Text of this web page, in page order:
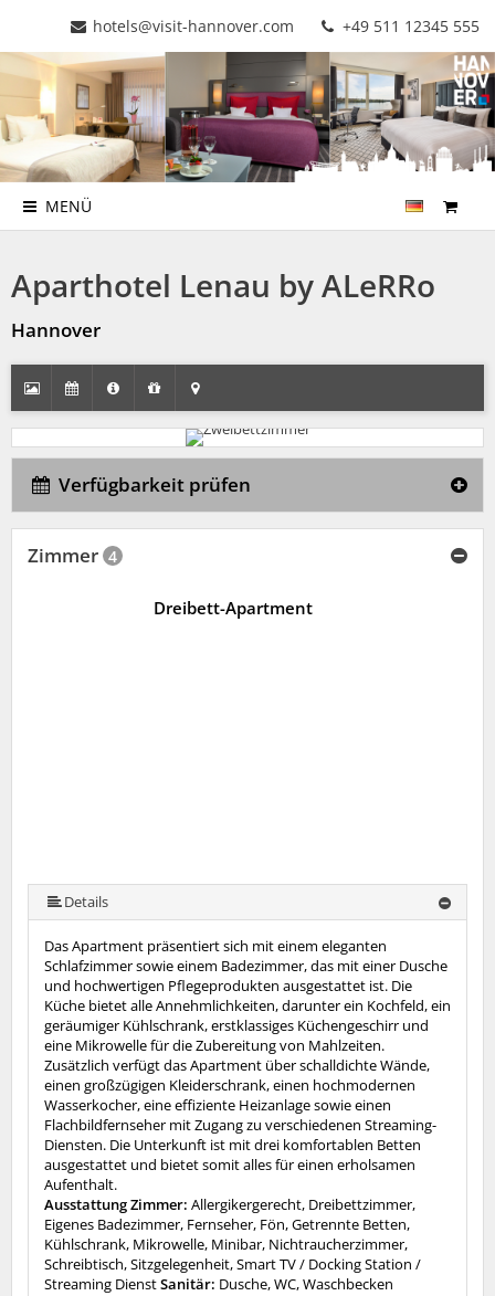
hotels@visit-hannover.com +49 511 12345 555
MENÜ
Aparthotel Lenau by ALeRRo
Hannover
Verfügbarkeit prüfen
Zimmer 4
Dreibett-Apartment
Details
Das Apartment präsentiert sich mit einem eleganten
Schlafzimmer sowie einem Badezimmer, das mit einer Dusche
und hochwertigen Pflegeprodukten ausgestattet ist. Die
Küche bietet alle Annehmlichkeiten, darunter ein Kochfeld, ein
geräumiger Kühlschrank, erstklassiges Küchengeschirr und
eine Mikrowelle für die Zubereitung von Mahlzeiten.
Zusätzlich verfügt das Apartment über schalldichte Wände,
einen großzügigen Kleiderschrank, einen hochmodernen
Wasserkocher, eine effiziente Heizanlage sowie einen
Flachbildfernseher mit Zugang zu verschiedenen Streaming-
Diensten. Die Unterkunft ist mit drei komfortablen Betten
ausgestattet und bietet somit alles für einen erholsamen
Aufenthalt.
Ausstattung Zimmer: Allergikergerecht, Dreibettzimmer,
Eigenes Badezimmer, Fernseher, Fön, Getrennte Betten,
Kühlschrank, Mikrowelle, Minibar, Nichtraucherzimmer,
Schreibtisch, Sitzgelegenheit, Smart TV / Docking Station /
Streaming DienstSanitär: Dusche, WC, Waschbecken